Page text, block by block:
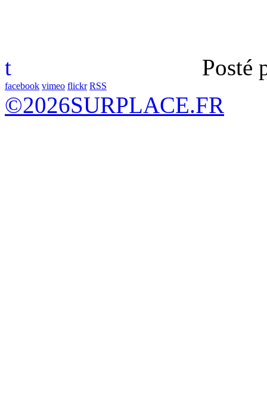
t Posté
facebook vimeo flickr RSS
©2026SURPLACE.FR